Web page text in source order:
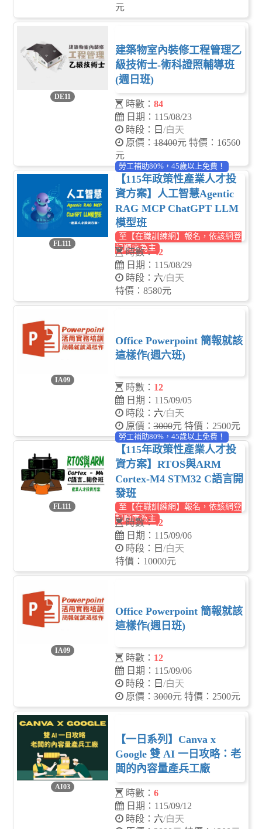
元
DE11
建築物室內裝修工程管理乙
級技術士-術科證照輔導班
(週日班)
時數： 84
日期：115/08/23
時段：
日 /白天
原價：18400元 特價：16560
元
FL111
勞工補助80%，45歲以上免費！
【115年政策性產業人才投
資方案】人工智慧Agentic
RAG MCP ChatGPT LLM
模型班
至【在職訓練網】報名，依該網登
記順序為主
時數：42
日期：115/08/29
時段： 六/白天
特價：8580元
IA09
Office Powerpoint 簡報就該
這樣作(週六班)
時數： 12
日期：115/09/05
時段： 六/白天
原價：3000元 特價：2500元
FL111
勞工補助80%，45歲以上免費！
【115年政策性產業人才投
資方案】RTOS與ARM
Cortex-M4 STM32 C語言開
發班
至【在職訓練網】報名，依該網登
記順序為主
時數：42
日期：115/09/06
時段：
日 /白天
特價：10000元
IA09
Office Powerpoint 簡報就該
這樣作(週日班)
時數： 12
日期：115/09/06
時段：
日 /白天
原價：3000元 特價：2500元
AI03
【一日系列】Canva x
Google 雙 AI 一日攻略：老
闆的內容量產兵工廠
時數： 6
日期：115/09/12
時段： 六/白天